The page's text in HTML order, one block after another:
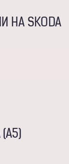
SKODA